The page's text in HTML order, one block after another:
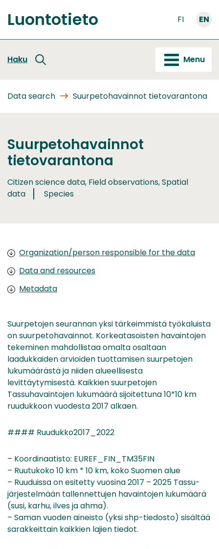
to
content
Front
Luontotieto FI EN
Haku Menu
Data search Suurpetohavainnot tietovarantona
Suurpetohavainnot
tietovarantona
Citizen science data, Field observations, Spatial
data
Species
Organization/person responsible for the data
Data and resources
Metadata
Suurpetojen seurannan yksi tärkeimmistä työkaluista
on suurpetohavainnot. Korkeatasoisten havaintojen
tekeminen mahdollistaa omalta osaltaan
laadukkaiden arvioiden tuottamisen suurpetojen
lukumäärästä ja niiden alueellisesta
levittäytymisestä. Kaikkien suurpetojen
Tassuhavaintojen lukumäärä sijoitettuna 10*10 km
ruudukkoon vuodesta 2017 alkaen.
#### Ruudukko2017_2022
– Koordinaatisto: EUREF_FIN_TM35FIN
– Ruutukoko 10 km * 10 km, koko Suomen alue
– Ruuduissa on esitetty vuosina 2017 – 2025 Tassu-
järjestelmään tallennettujen havaintojen lukumäärä
(susi, karhu, ilves ja ahma).
– Saman vuoden aineisto (yksi shp-tiedosto) sisältää
sarakkeittain kaikkien lajien tiedot.